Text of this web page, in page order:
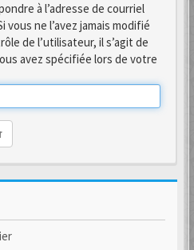
à l’adresse de courriel
ne l’avez jamais modifié
de l’utilisateur, il s’agit de
avez spécifiée lors de votre